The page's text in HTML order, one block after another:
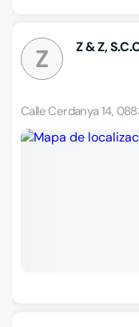
Z Z & Z,
Calle Cerdanya 14,